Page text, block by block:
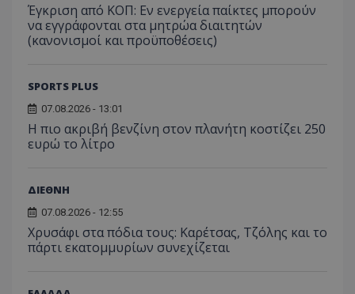
Έγκριση από ΚΟΠ: Εν ενεργεία παίκτες μπορούν
να εγγράφονται στα μητρώα διαιτητών
(κανονισμοί και προϋποθέσεις)
SPORTS PLUS
07.08.2026 - 13:01
Η πιο ακριβή βενζίνη στον πλανήτη κοστίζει 250
ευρώ το λίτρο
ΔΙΕΘΝΗ
07.08.2026 - 12:55
Χρυσάφι στα πόδια τους: Καρέτσας, Τζόλης και το
πάρτι εκατομμυρίων συνεχίζεται